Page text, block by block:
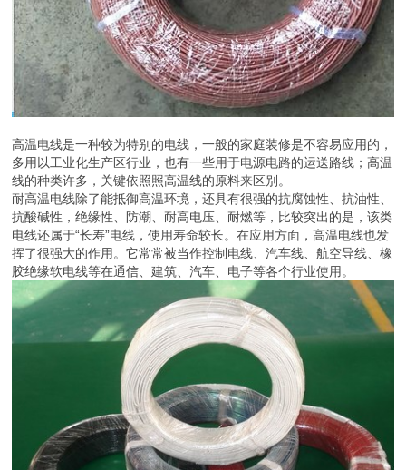
高温电线是一种较为特别的电线，一般的家庭装修是不容易应用的，
多用以工业化生产区行业，也有一些用于电源电路的运送路线；高温
线的种类许多，关键依照照高温线的原料来区别。
耐高温电线除了能抵御高温环境，还具有很强的抗腐蚀性、抗油性、
抗酸碱性，绝缘性、防潮、耐高电压、耐燃等，比较突出的是，该类
电线还属于“长寿”电线，使用寿命较长。在应用方面，高温电线也发
挥了很强大的作用。它常常被当作控制电线、汽车线、航空导线、橡
胶绝缘软电线等在通信、建筑、汽车、电子等各个行业使用。